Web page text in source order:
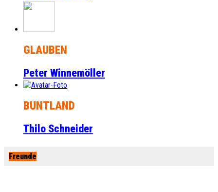
GLAUBEN
Peter Winnemöller
BUNTLAND
Thilo Schneider
Freunde